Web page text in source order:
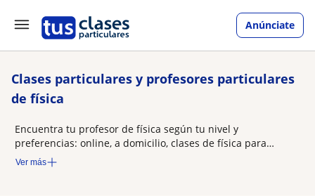
Anúnciate
Clases particulares y profesores particulares
de física
Encuentra tu profesor de física según tu nivel y
preferencias: online, a domicilio, clases de física para
niños…
Ver más